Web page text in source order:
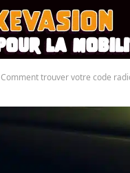
Comment trouver votre code